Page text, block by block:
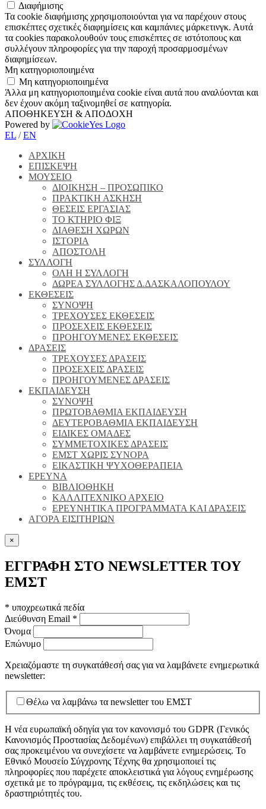
Διαφήμισης
Τα cookie διαφήμισης χρησιμοποιούνται για να παρέχουν στους
επισκέπτες σχετικές διαφημίσεις και καμπάνιες μάρκετινγκ. Αυτά
τα cookies παρακολουθούν τους επισκέπτες σε ιστότοπους και
συλλέγουν πληροφορίες για την παροχή προσαρμοσμένων
διαφημίσεων.
Μη κατηγοριοποιημένα
Μη κατηγοριοποιημένα
Άλλα μη κατηγοριοποιημένα cookie είναι αυτά που αναλύονται και
δεν έχουν ακόμη ταξινομηθεί σε κατηγορία.
ΑΠΟΘΗΚΕΥΣΗ & ΑΠΟΔΟΧΗ
Powered by
EL /EN
ΑΡΧΙΚΗ
ΕΠΙΣΚΕΨΗ
ΜΟΥΣΕΙΟ
ΔΙΟΙΚΗΣΗ – ΠΡΟΣΩΠΙΚΟ
ΠΡΑΚΤΙΚΗ ΑΣΚΗΣΗ
ΘΕΣΕΙΣ ΕΡΓΑΣΙΑΣ
ΤΟ ΚΤΗΡΙΟ ΦΙΞ
ΔΙΑΘΕΣΗ ΧΩΡΩΝ
ΙΣΤΟΡΙΑ
ΑΠΟΣΤΟΛΗ
ΣΥΛΛΟΓΗ
ΟΛΗ Η ΣΥΛΛΟΓΗ
ΔΩΡΕΑ ΣΥΛΛΟΓΗΣ Δ.ΔΑΣΚΑΛΟΠΟΥΛΟΥ
ΕΚΘΕΣΕΙΣ
ΣΥΝΟΨΗ
ΤΡΕΧΟΥΣΕΣ ΕΚΘΕΣΕΙΣ
ΠΡΟΣΕΧΕΙΣ ΕΚΘΕΣΕΙΣ
ΠΡΟΗΓΟΥΜΕΝΕΣ ΕΚΘΕΣΕΙΣ
ΔΡΑΣΕΙΣ
ΤΡΕΧΟΥΣΕΣ ΔΡΑΣΕΙΣ
ΠΡΟΣΕΧΕΙΣ ΔΡΑΣΕΙΣ
ΠΡΟΗΓΟΥΜΕΝΕΣ ΔΡΑΣΕΙΣ
ΕΚΠΑΙΔΕΥΣΗ
ΣΥΝΟΨΗ
ΠΡΩΤΟΒΑΘΜΙΑ ΕΚΠΑΙΔΕΥΣΗ
ΔΕΥΤΕΡΟΒΑΘΜΙΑ ΕΚΠΑΙΔΕΥΣΗ
ΕΙΔΙΚΕΣ ΟΜΑΔΕΣ
ΣΥΜΜΕΤΟΧΙΚΕΣ ΔΡΑΣΕΙΣ
ΕΜΣΤ ΧΩΡΙΣ ΣΥΝΟΡΑ
ΕΙΚΑΣΤΙΚΗ ΨΥΧΟΘΕΡΑΠΕΙΑ
ΕΡΕΥΝΑ
ΒΙΒΛΙΟΘΗΚΗ
ΚΑΛΛΙΤΕΧΝΙΚΟ ΑΡΧΕΙΟ
ΕΡΕΥΝΗΤΙΚΑ ΠΡΟΓΡΑΜΜΑΤΑ ΚΑΙ ΔΡΑΣΕΙΣ
ΑΓΟΡΑ ΕΙΣΙΤΗΡΙΩΝ
×
ΕΓΓΡΑΦΗ ΣΤΟ NEWSLETTER ΤΟΥ
ΕΜΣΤ
* υποχρεωτικά πεδία
Διεύθυνση Email *
Όνομα
Επώνυμο
Χρειαζόμαστε τη συγκατάθεσή σας για να λαμβάνετε ενημερωτικά
newsletter:
Θέλω να λαμβάνω τα newsletter του ΕΜΣΤ
Η νέα ευρωπαϊκή οδηγία για τον κανονισμό του GDPR (Γενικός
Κανονισμός Προστασίας Δεδομένων) επιβάλλει τη συγκατάθεσή
σας προκειμένου να συνεχίσετε να λαμβάνετε ενημερώσεις. Το
Εθνικό Μουσείο Σύγχρονης Τέχνης θα χρησιμοποιεί τις
πληροφορίες που παρέχετε αποκλειστικά για λόγους ενημέρωσης
σχετικά με το πρόγραμμα, τις εκθέσεις, τις εκδηλώσεις και τις
δραστηριότητές του.